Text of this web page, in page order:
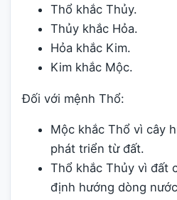
Thổ khắc Thủy.
Thủy khắc Hỏa.
Hỏa khắc Kim.
Kim khắc Mộc.
Đối với mệnh Thổ:
Mộc khắc Thổ vì cây
phát triển từ đất.
Thổ khắc Thủy vì đất
định hướng dòng